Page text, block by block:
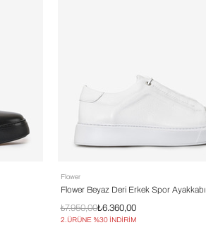
Flower
Flower Beyaz Deri Erkek Spor Ayakkabı
₺6.360,00
₺7.950,00
2.ÜRÜNE %30 İNDİRİM